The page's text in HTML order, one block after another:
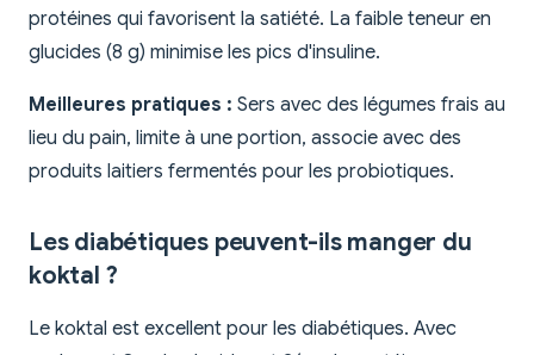
protéines qui favorisent la satiété. La faible teneur en
glucides (8 g) minimise les pics d'insuline.
Meilleures pratiques : Sers avec des légumes frais au
lieu du pain, limite à une portion, associe avec des
produits laitiers fermentés pour les probiotiques.
Les diabétiques peuvent-ils manger du
koktal ?
Le koktal est excellent pour les diabétiques. Avec